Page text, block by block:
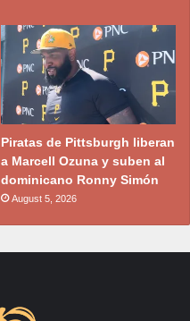
Piratas de Pittsburgh liberan
a Marcell Ozuna y suben al
dominicano Ronny Simón
August 5, 2026